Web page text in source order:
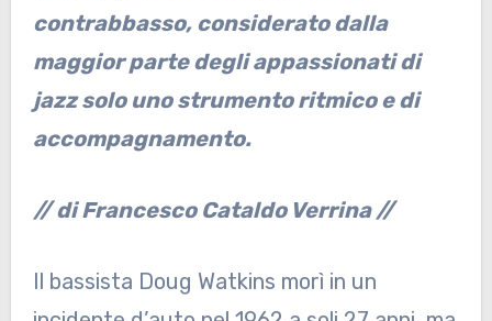
contrabbasso, considerato dalla
maggior parte degli appassionati di
jazz solo uno strumento ritmico e di
accompagnamento.
// di Francesco Cataldo Verrina //
Il bassista Doug Watkins morì in un